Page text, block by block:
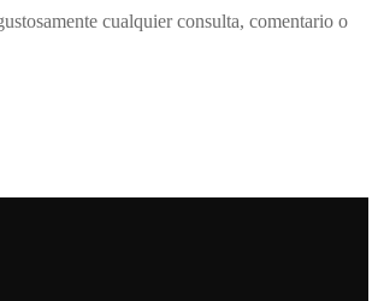
cualquier consulta, comentario o